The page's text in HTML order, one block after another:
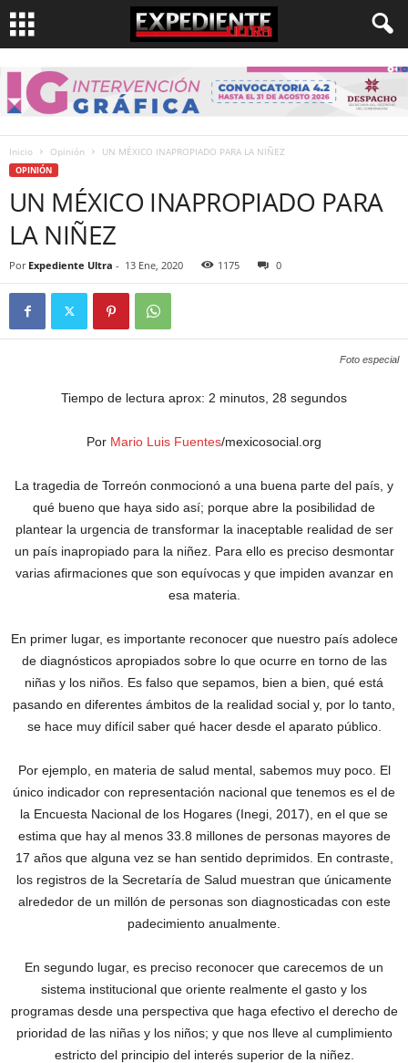
Inicio Opinión UN MÉXICO INAPROPIADO PARA LA NIÑEZ
OPINIÓN
UN MÉXICO INAPROPIADO PARA
LA NIÑEZ
Por Expediente Ultra - 13 Ene, 2020 1175 0
Foto especial
Tiempo de lectura aprox: 2 minutos, 28 segundos
Por Mario Luis Fuentes/mexicosocial.org
La tragedia de Torreón conmocionó a una buena parte del país, y
qué bueno que haya sido así; porque abre la posibilidad de
plantear la urgencia de transformar la inaceptable realidad de ser
un país inapropiado para la niñez. Para ello es preciso desmontar
varias afirmaciones que son equívocas y que impiden avanzar en
esa materia.
En primer lugar, es importante reconocer que nuestro país adolece
de diagnósticos apropiados sobre lo que ocurre en torno de las
niñas y los niños. Es falso que sepamos, bien a bien, qué está
pasando en diferentes ámbitos de la realidad social y, por lo tanto,
se hace muy difícil saber qué hacer desde el aparato público.
Por ejemplo, en materia de salud mental, sabemos muy poco. El
único indicador con representación nacional que tenemos es el de
la Encuesta Nacional de los Hogares (Inegi, 2017), en el que se
estima que hay al menos 33.8 millones de personas mayores de
17 años que alguna vez se han sentido deprimidos. En contraste,
los registros de la Secretaría de Salud muestran que únicamente
alrededor de un millón de personas son diagnosticadas con este
padecimiento anualmente.
En segundo lugar, es preciso reconocer que carecemos de un
sistema institucional que oriente realmente el gasto y los
programas desde una perspectiva que haga efectivo el derecho de
prioridad de las niñas y los niños; y que nos lleve al cumplimiento
estricto del principio del interés superior de la niñez.